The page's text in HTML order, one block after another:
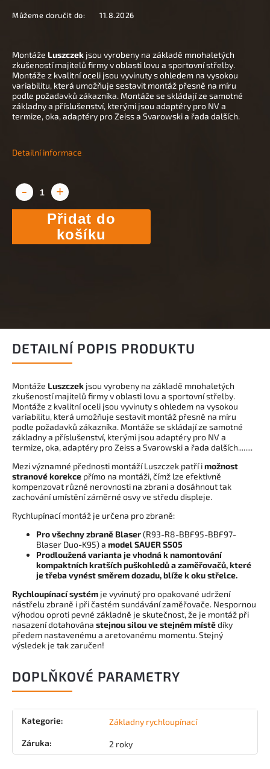
Můžeme doručit do: 11.8.2026
Přidat do
košíku
Montáže Luszczek jsou vyrobeny na základě mnohaletých
zkušeností majitelů firmy v oblasti lovu a sportovní střelby.
Montáže z kvalitní oceli jsou vyvinuty s ohledem na vysokou
variabilitu, která umožňuje sestavit montáž přesně na míru
podle požadavků zákazníka. Montáže se skládají ze samotné
základny a příslušenství, kterými jsou adaptéry pro NV a
termize, oka, adaptéry pro Zeiss a Svarowski a řada dalších.
Detailní informace
DETAILNÍ POPIS PRODUKTU
Montáže Luszczek jsou vyrobeny na základě mnohaletých
zkušeností majitelů firmy v oblasti lovu a sportovní střelby.
Montáže z kvalitní oceli jsou vyvinuty s ohledem na vysokou
variabilitu, která umožňuje sestavit montáž přesně na míru
podle požadavků zákazníka. Montáže se skládají ze samotné
základny a příslušenství, kterými jsou adaptéry pro NV a
termize, oka, adaptéry pro Zeiss a Svarowski a řada dalších........
Mezi významné přednosti montáží Luszczek patří imožnost
stranové korekce přímo na montáži, čímž lze efektivně
kompenzovat různé nerovnosti na zbrani a dosáhnout tak
zachování umístění záměrné osvy ve středu displeje.
Rychlupínací montáž je určena pro zbraně:
Pro všechny zbraně Blaser(R93-R8-BBF95-BBF97-
Blaser Duo-K95) a model SAUER S505
Prodloužená varianta je vhodná k namontování
kompaktních kratších puškohledů a zaměřovačů, které
je třeba vynést směrem dozadu, blíže k oku střelce.
Rychloupínací systém je vyvinutý pro opakované udržení
nástřelu zbraně i při častém sundávání zaměřovače. Nespornou
výhodou oproti pevné základně je skutečnost, že je montáž při
nasazení dotahována stejnou silou ve stejném místědíky
předem nastavenému a aretovanému momentu. Stejný
výsledek je tak zaručen!
DOPLŇKOVÉ PARAMETRY
Kategorie: Základny rychloupínací
Záruka: 2 roky